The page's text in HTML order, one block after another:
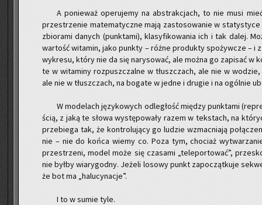
A po­nie­waż ope­ru­je­my na abs­trak­cjach, to nie musi
prze­strze­nie ma­te­ma­tycz­ne mają za­sto­so­wa­nie w
zbio­ra­mi da­nych (punk­ta­mi), kla­sy­fi­ko­wa­nia ich i tak dalej.
war­tość wi­ta­min, jako punk­ty – różne pro­duk­ty spo­żyw­cze –
wy­kre­su, który nie da się na­ry­so­wać, ale można go za­pi­sać
te w wi­ta­mi­ny roz­pusz­czal­ne w tłusz­czach, ale nie w
ale nie w tłusz­czach, na bo­ga­te w jedne i dru­gie i na ogól­nie
W mo­de­lach ję­zy­ko­wych od­le­głość mię­dzy punk­ta­mi
ścią, z jaką te słowa wy­stę­po­wa­ły razem w tek­stach, na
prze­bie­ga tak, że kon­tro­lu­ją­cy go lu­dzie wzmac­nia­ją
nie – nie do końca wiemy co. Poza tym, cho­ciaż
prze­strze­ni, model może się cza­sa­mi „te­le­por­to­wać”,
nie byłby wia­ry­god­ny. Je­że­li lo­so­wy punkt za­po­cząt­ku­je
że bot ma „ha­lu­cy­na­cje”.
I to w sumie tyle.